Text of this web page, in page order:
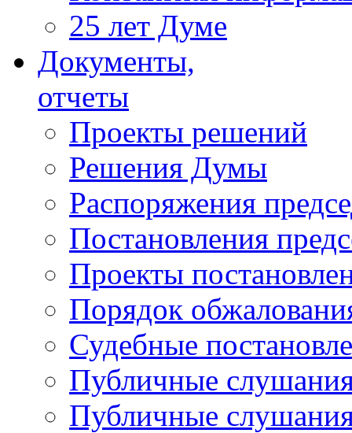
25 лет Думе
Документы,
отчеты
Проекты решений
Решения Думы
Распоряжения
Постановления
Проекты
Порядок
Судебные
Публичные
Публичные